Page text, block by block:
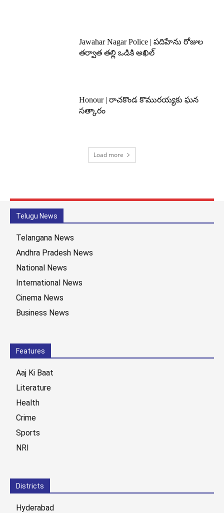
Jawahar Nagar Police | పదిహేను రోజుల
తర్వాత తల్లి ఒడికి అఖిల్
Honour | రాచకొండ కొమురయ్యకు ఘన
సత్కారం
Load more
Telugu News
Telangana News
Andhra Pradesh News
National News
International News
Cinema News
Business News
Features
Aaj Ki Baat
Literature
Health
Crime
Sports
NRI
Districts
Hyderabad